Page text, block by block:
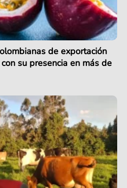
de exportación
su presencia en más de